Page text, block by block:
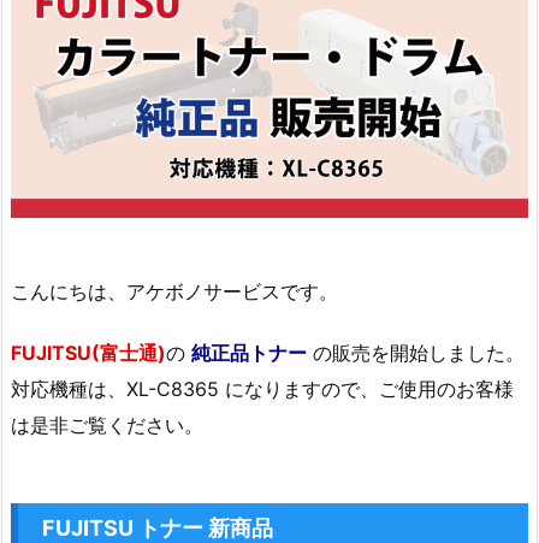
こんにちは、アケボノサービスです。
FUJITSU(富士通)の 純正品トナー の販売を開始しました。
対応機種は、XL-C8365 になりますので、ご使用のお客様
は是非ご覧ください。
FUJITSU トナー 新商品